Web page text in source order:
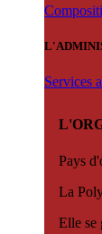
Services
Pays
La
Elle se